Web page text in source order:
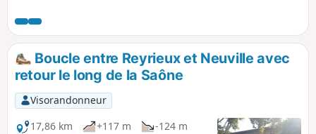
Boucle entre Reyrieux et Neuville avec
retour le long de la Saône
Visorandonneur
17,86 km
+117 m
-124 m